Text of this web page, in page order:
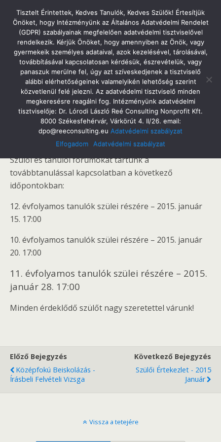
Tatabányai Árpád Gimnázium
2015. Január 14. Szerda
Szülői És Tanulói Fórumok A
Továbbtanulásról, Specializáció Választásról
Megosztás Tweet Pin Email
Szülői és tanulói fórumokat tartunk a
továbbtanulással kapcsolatban a következő
időpontokban:
12. évfolyamos tanulók szülei részére – 2015. január
15. 17:00
10. évfolyamos tanulók szülei részére – 2015. január
20. 17:00
11. évfolyamos tanulók szülei részére – 2015.
január 28. 17:00
Minden érdeklődő szülőt nagy szeretettel várunk!
Előző Bejegyzés
Középfokú Beiskolázás -
Írásbeli Felvételi Vizsga
Következő Bejegyzés
Szülői Értekezlet - 2015
Január
Vissza a tetejére
Tisztelt Érintettek, Kedves Tanulók, Kedves Szülők! Értesítjük
Önöket, hogy Intézményünk az Általános Adatvédelmi Rendelet
(GDPR) szabályainak megfelelően adatvédelmi tisztviselővel
rendelkezik. Kérjük Önöket, hogy amennyiben az Önök, vagy
gyermekeik személyes adataival, azok kezelésével, tárolásával,
továbbításával kapcsolatosan kérdésük, észrevételük, vagy
panaszuk merülne fel, úgy azt szíveskedjenek a tisztviselő
alábbi elérhetőségeinek valamelyikén lehetőség szerint
közvetlenül felé jelezni. Az adatvédelmi tisztviselő minden
megkeresésre reagálni fog. Intézményünk adatvédelmi
tisztviselője: Dr. Lórodi László Reé Consulting Nonprofit Kft.
8000 Székesfehérvár, Várkörút 4. II/26. email:
dpo@reeconsulting.eu Adatvédelmi szabályzat
Elfogadom
Adatvédelmi szabályzat